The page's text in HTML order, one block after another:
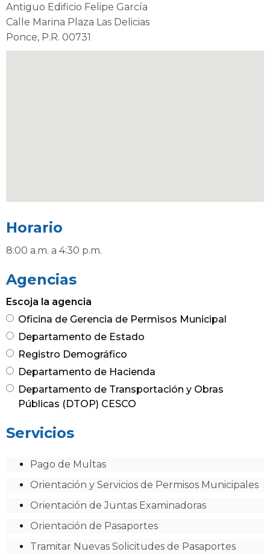
Antiguo Edificio Felipe García
Calle Marina Plaza Las Delicias
Horario
8:00 a.m. a 4:30 p.m.
Agencias
Escoja la agencia
Oficina de Gerencia de Permisos Municipal
Departamento de Estado
Registro Demográfico
Departamento de Hacienda
Departamento de Transportación y Obras
Públicas (DTOP) CESCO
Servicios
Pago de Multas
Orientación y Servicios de Permisos Municipales
Orientación de Juntas Examinadoras
Orientación de Pasaportes
Tramitar Nuevas Solicitudes de Pasaportes